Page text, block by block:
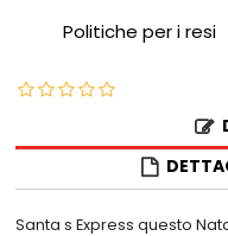
Politiche per i resi
Santa s Express questo